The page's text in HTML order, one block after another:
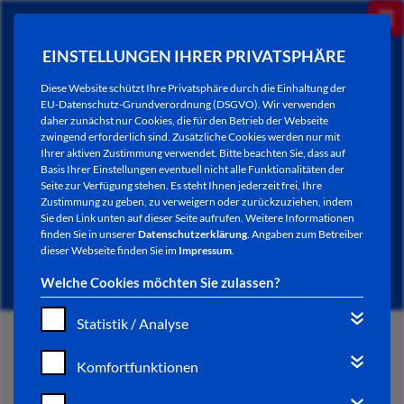
EINSTELLUNGEN IHRER PRIVATSPHÄRE
Diese Website schützt Ihre Privatsphäre durch die Einhaltung der
EU-Datenschutz-Grundverordnung (DSGVO). Wir verwenden
daher zunächst nur Cookies, die für den Betrieb der Webseite
zwingend erforderlich sind. Zusätzliche Cookies werden nur mit
Ihrer aktiven Zustimmung verwendet. Bitte beachten Sie, dass auf
Basis Ihrer Einstellungen eventuell nicht alle Funktionalitäten der
Seite zur Verfügung stehen. Es steht Ihnen jederzeit frei, Ihre
Zustimmung zu geben, zu verweigern oder zurückzuziehen, indem
Sie den Link unten auf dieser Seite aufrufen. Weitere Informationen
finden Sie in unsererDatenschutzerklärung. Angaben zum Betreiber
dieser Webseite finden Sie im Impressum.
Welche Cookies möchten Sie zulassen?
Statistik / Analyse
Komfortfunktionen
AKTUELLES
START